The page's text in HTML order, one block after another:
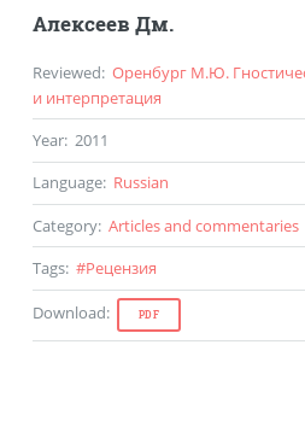
Алексеев Дм.
Reviewed: Оренбург М.Ю.
и интерпретация
Year: 2011
Language: Russian
Category: Articles and commentaries
Tags: #Рецензия
Download: PDF